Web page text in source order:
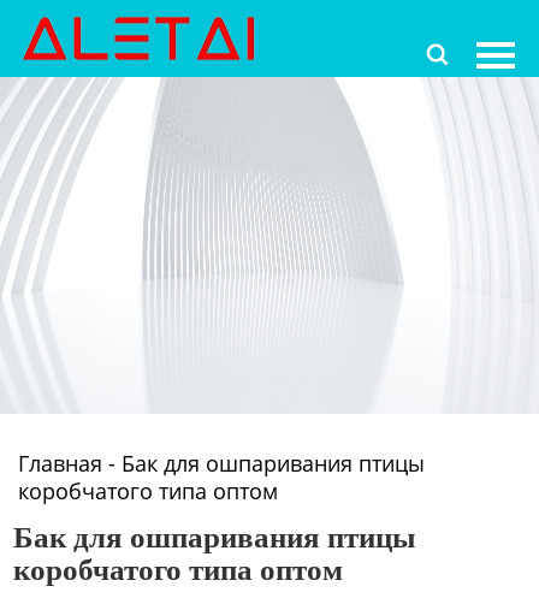

Главная
Продукция
Новости
О Hас
Контакты
Главная - Бак для ошпаривания птицы
коробчатого типа оптом
Бак для ошпаривания птицы
коробчатого типа оптом